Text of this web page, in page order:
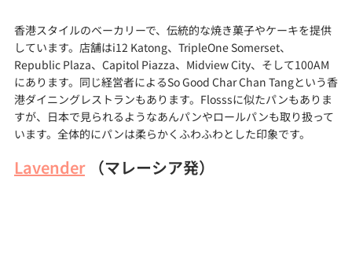
香港スタイルのベーカリーで、伝統的な焼き菓子やケーキを提供
しています。店舗はi12 Katong、TripleOne Somerset、
Republic Plaza、Capitol Piazza、Midview City、そして100AM
にあります。同じ経営者によるSo Good Char Chan Tangという香
港ダイニングレストランもあります。Flosssに似たパンもありま
すが、日本で見られるようなあんパンやロールパンも取り扱って
います。全体的にパンは柔らかくふわふわとした印象です。
Lavender （マレーシア発）